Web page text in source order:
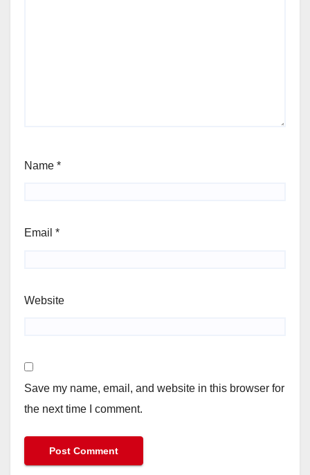
Name *
Email *
Website
Save my name, email, and website in this browser for
the next time I comment.